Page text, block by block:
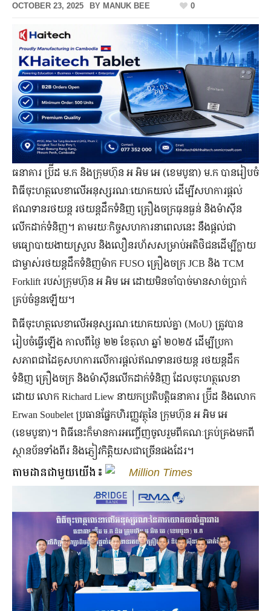
OCTOBER 23, 2025 BY MANUK BEE 0
ធនាគារ ប្រ៊ីដ ម.ក និងក្រុមហ៊ុន អ អិម អេ (ខេមបូឌា) ម.ក បានរៀបចំ
ពិធីចុះហត្ថលេខាលើអនុស្សរណៈយោគយល់ ដើម្បីសហការផ្តល់
ឥណទានរថយន្ត រថយន្តដឹកទំនិញ គ្រឿងចក្រធុនធ្ងន់ និងម៉ាស៊ីន
លើកដាក់ទំនិញ។ តាមរយៈកិច្ចសហការនាពេលនេះ នឹងផ្តល់ជា
មធ្យោបាយងាយស្រួល និងលឿនរហ័សសម្រាប់អតិថិជនដើម្បីក្លាយ
ជាម្ចាស់រថយន្តដឹកទំនិញម៉ាក FUSO គ្រឿងចក្រ JCB និង TCM
Forklift របស់ក្រុមហ៊ុន អ អិម អេ ដោយមិនចាំបាច់មានសាច់ប្រាក់
គ្រប់ចំនួនឡើយ។
ពិធីចុះហត្ថលេខាលើអនុស្សរណៈយោគយល់គ្នា (MoU) ត្រូវបាន
រៀបចំធ្វើឡើង កាលពីថ្ងៃ ២២ ខែតុលា ឆ្នាំ ២០២៥ ដើម្បីប្រកា
សភាពជាដៃគូសហការលើការផ្តល់ឥណទានរថយន្ត រថយន្តដឹក
ទំនិញ គ្រឿងចក្រ និងម៉ាស៊ីនលើកដាក់ទំនិញ ដែលចុះហត្ថលេខា
ដោយ លោក Richard Liew នាយកប្រតិបត្តិធនាគារ ប្រ៊ីដ និងលោក
Erwan Soubelet ប្រធានផ្នែកហិរញ្ញវត្ថុនៃ ក្រុមហ៊ុន អ អិម អេ
(ខេមបូឌា)។ ពិធីនេះក៏មានការអញ្ចើញចូលរួមពីគណៈគ្រប់គ្រងមកពី
ស្ថានប័នទាំងពីរ និងភ្ញៀវកិត្តិយសជាច្រើនផងដែរ។
តាមដានជាមួយយើង៖ Million Times